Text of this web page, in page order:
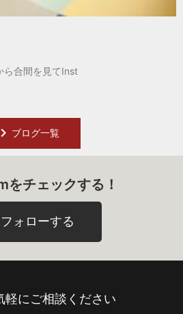
ら合間を見てInst
ブログ一覧
チェックする！
フォローする
軽にご相談ください